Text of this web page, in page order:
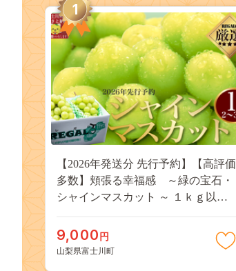
1
【2026年発送分 先行予約】【高評価
多数】頬張る幸福感 ～緑の宝石・
シャインマスカット ～ １ｋｇ以上
物 くだもの シャイン マスカット ぶ
どう ブドウ 葡萄 大粒 種なし 先行予
9,000 円
山梨県富士川町